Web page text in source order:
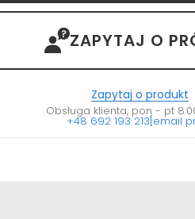
ZAPYTAJ O
Zapytaj o produkt
Obsługa klienta, pon - pt
+48 692 193 213[email